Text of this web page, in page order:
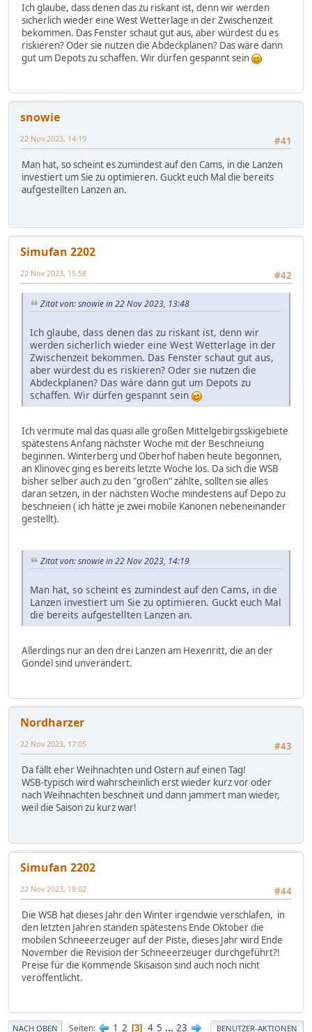
Ich glaube, dass denen das zu riskant ist, denn wir werden
sicherlich wieder eine West Wetterlage in der Zwischenzeit
bekommen. Das Fenster schaut gut aus, aber würdest du es
riskieren? Oder sie nutzen die Abdeckplanen? Das wäre dann
gut um Depots zu schaffen. Wir dürfen gespannt sein
snowie
#41
22 Nov 2023, 14:19
Man hat, so scheint es zumindest auf den Cams, in die Lanzen
investiert um Sie zu optimieren. Guckt euch Mal die bereits
aufgestellten Lanzen an.
Simufan 2202
#42
22 Nov 2023, 15:58
Zitat von: snowie in 22 Nov 2023, 13:48
Ich glaube, dass denen das zu riskant ist, denn wir
werden sicherlich wieder eine West Wetterlage in der
Zwischenzeit bekommen. Das Fenster schaut gut aus,
aber würdest du es riskieren? Oder sie nutzen die
Abdeckplanen? Das wäre dann gut um Depots zu
schaffen. Wir dürfen gespannt sein
Ich vermute mal das quasi alle großen Mittelgebirgsskigebiete
spätestens Anfang nächster Woche mit der Beschneiung
beginnen. Winterberg und Oberhof haben heute begonnen,
an Klinovec ging es bereits letzte Woche los. Da sich die WSB
bisher selber auch zu den "großen" zählte, sollten sie alles
daran setzen, in der nächsten Woche mindestens auf Depo zu
beschneien ( ich hätte je zwei mobile Kanonen nebeneinander
gestellt).
Zitat von: snowie in 22 Nov 2023, 14:19
Man hat, so scheint es zumindest auf den Cams, in die
Lanzen investiert um Sie zu optimieren. Guckt euch Mal
die bereits aufgestellten Lanzen an.
Allerdings nur an den drei Lanzen am Hexenritt, die an der
Gondel sind unverändert.
Nordharzer
#43
22 Nov 2023, 17:05
Da fällt eher Weihnachten und Ostern auf einen Tag!
WSB-typisch wird wahrscheinlich erst wieder kurz vor oder
nach Weihnachten beschneit und dann jammert man wieder,
weil die Saison zu kurz war!
Simufan 2202
#44
22 Nov 2023, 18:02
Die WSB hat dieses Jahr den Winter irgendwie verschlafen, in
den letzten Jahren standen spätestens Ende Oktober die
mobilen Schneeerzeuger auf der Piste, dieses Jahr wird Ende
November die Revision der Schneeerzeuger durchgeführt?!
Preise für die Kommende Skisaison sind auch noch nicht
veröffentlicht.
NACH OBEN Seiten 1 2 3 4 5 ... 23 BENUTZER-AKTIONEN